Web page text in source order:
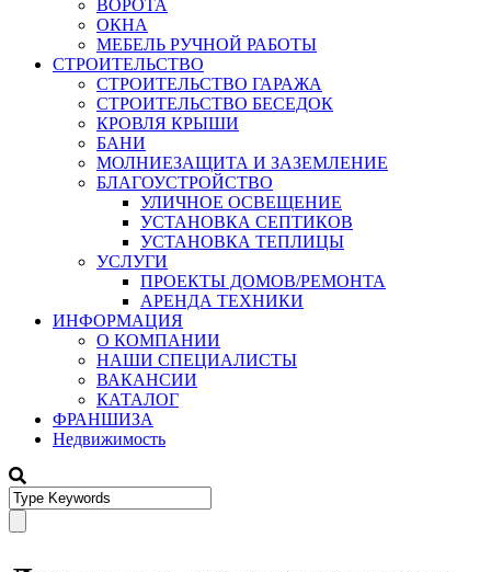
ВОРОТА
ОКНА
МЕБЕЛЬ РУЧНОЙ РАБОТЫ
СТРОИТЕЛЬСТВО
СТРОИТЕЛЬСТВО ГАРАЖА
СТРОИТЕЛЬСТВО БЕСЕДОК
КРОВЛЯ КРЫШИ
БАНИ
МОЛНИЕЗАЩИТА И ЗАЗЕМЛЕНИЕ
БЛАГОУСТРОЙСТВО
УЛИЧНОЕ ОСВЕЩЕНИЕ
УСТАНОВКА СЕПТИКОВ
УСТАНОВКА ТЕПЛИЦЫ
УСЛУГИ
ПРОЕКТЫ ДОМОВ/РЕМОНТА
АРЕНДА ТЕХНИКИ
ИНФОРМАЦИЯ
О КОМПАНИИ
НАШИ СПЕЦИАЛИСТЫ
ВАКАНСИИ
КАТАЛОГ
ФРАНШИЗА
Недвижимость